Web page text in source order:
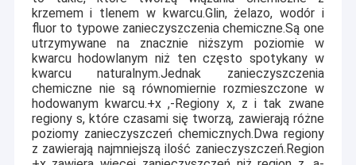
krzemem i tlenem w kwarcu.Glin, żelazo, wodór i
fluor to typowe zanieczyszczenia chemiczne.Są one
utrzymywane na znacznie niższym poziomie w
kwarcu hodowlanym niż ten często spotykany w
kwarcu naturalnym.Jednak zanieczyszczenia
chemiczne nie są równomiernie rozmieszczone w
hodowanym kwarcu.+x ,-Regiony x, z i tak zwane
regiony s, które czasami się tworzą, zawierają różne
poziomy zanieczyszczeń chemicznych.Dwa regiony
z zawierają najmniejszą ilość zanieczyszczeń.Region